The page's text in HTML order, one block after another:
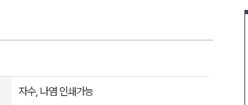
자수, 나염 인쇄가능